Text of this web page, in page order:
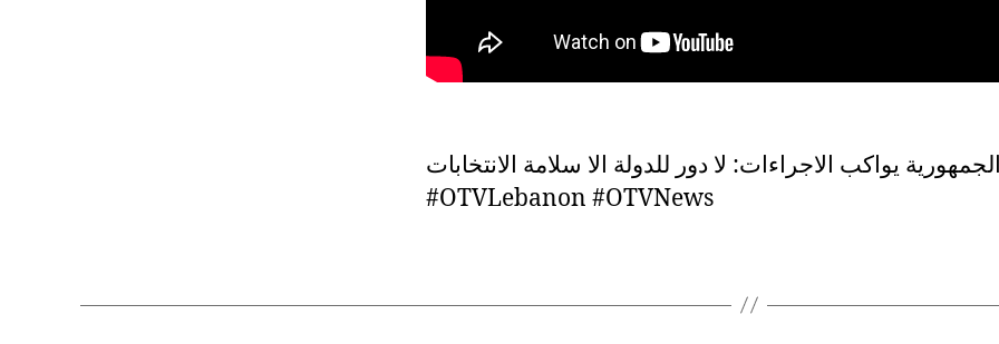
يواكب الاجراءات: لا دور للدولة الا سلامة الانتخابات
#OTVLebanon #OTVNews